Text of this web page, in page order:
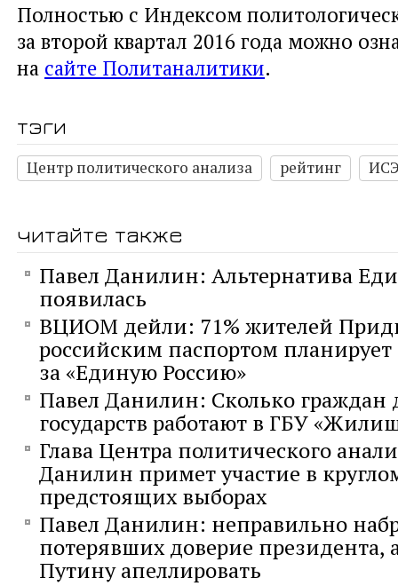
Полностью с Индексом
за второй квартал 2016 года можно
на сайте Политаналитики.
тэги
Центр политического анализа рейтинг
читайте также
Павел Данилин: Альтернатива
появилась
ВЦИОМ дейли: 71% жителей
российским паспортом планирует
за «Единую Россию»
Павел Данилин: Сколько граждан
государств работают в ГБУ
Глава Центра политического
Данилин примет участие в
предстоящих выборах
Павел Данилин: неправильно
потерявших доверие президента,
Путину апеллировать